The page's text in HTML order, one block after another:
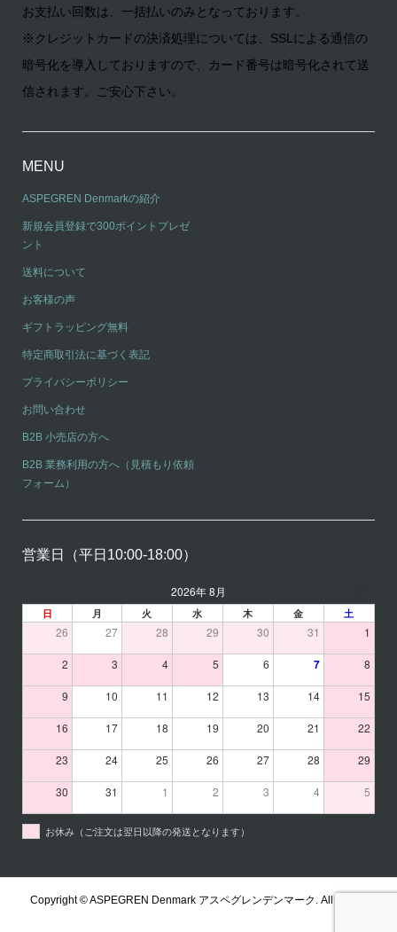
お支払い回数は、一括払いのみとなっております。
※クレジットカードの決済処理については、SSLによる通信の
暗号化を導入しておりますので、カード番号は暗号化されて送
信されます。ご安心下さい。
MENU
ASPEGREN Denmarkの紹介
新規会員登録で300ポイントプレゼ
ント
送料について
お客様の声
ギフトラッピング無料
特定商取引法に基づく表記
プライバシーポリシー
お問い合わせ
B2B 小売店の方へ
B2B 業務利用の方へ（見積もり依頼
フォーム）
営業日（平日10:00-18:00）
2026年 8月
日 月 火 水 木 金 土
26 27 28 29 30 31 1
2 3 4 5 6 7 8
9 10 11 12 13 14 15
16 17 18 19 20 21 22
23 24 25 26 27 28 29
30 31 1 2 3 4 5
お休み（ご注文は翌日以降の発送となります）
Copyright ©ASPEGREN Denmark アスペグレンデンマーク. All Rights